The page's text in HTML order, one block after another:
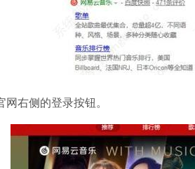
右侧的登录按钮。